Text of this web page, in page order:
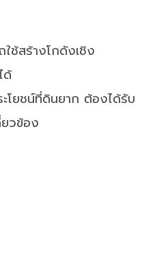
ใช้สร้างโกดังเชิง
ด้
ะโยชน์ที่ดินยาก ต้องได้รับ
วข้อง